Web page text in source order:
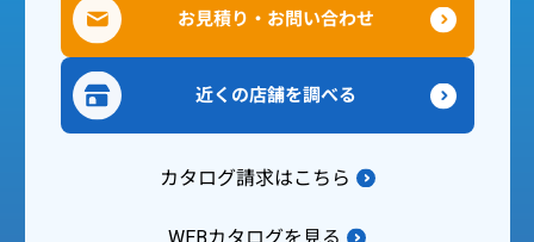
お見積り・お問い合わせ
近くの店舗を調べる
カタログ請求はこちら